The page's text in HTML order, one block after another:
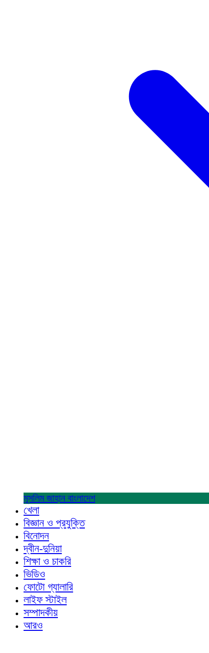
মুসলিম জাহান বাংলাদেশ
খেলা
বিজ্ঞান ও প্রযুক্তি
বিনোদন
দ্বীন-দুনিয়া
শিক্ষা ও চাকরি
ভিডিও
ফোটো গ্যালারি
লাইফ স্টাইল
সম্পাদকীয়
আরও